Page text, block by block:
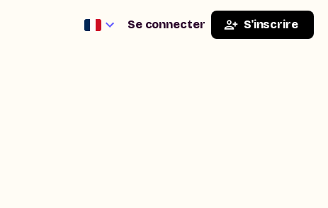
Se connecter S'inscrire